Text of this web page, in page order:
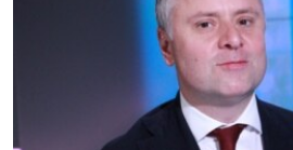
ВІДЕОУРОКИ «ELIFBE»
ЯК ОБІЙТИ БЛОКУВАННЯ